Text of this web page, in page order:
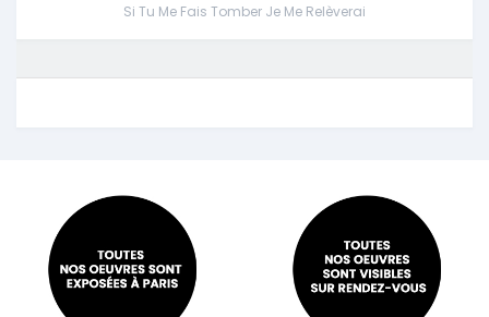
Si Tu Me Fais Tomber Je Me Relèverai